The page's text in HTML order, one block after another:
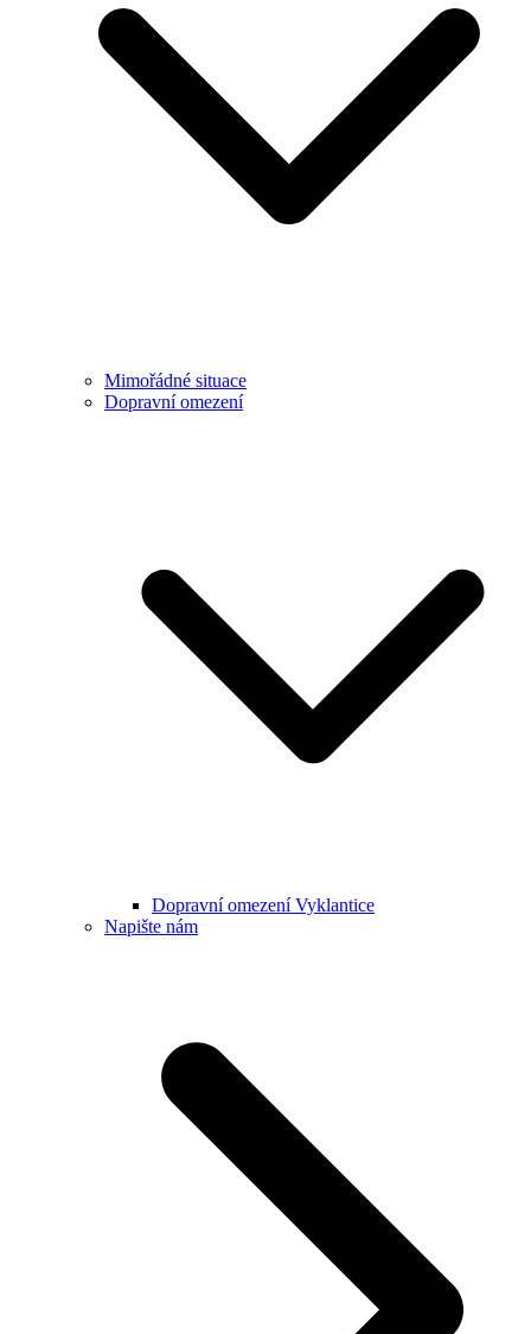
Mimořádné situace
Dopravní omezení
Dopravní omezení Vyklantice
Napište nám